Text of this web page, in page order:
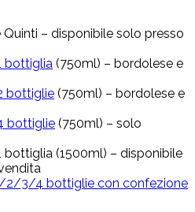
– disponibile solo presso
bottiglia (750ml) – bordolese e
bottiglie (750ml) – bordolese e
bottiglie (750ml) – solo
bottiglia (1500ml) – disponibile
2/3/4 bottiglie con confezione